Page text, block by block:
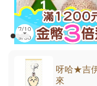
呀哈★吉
來